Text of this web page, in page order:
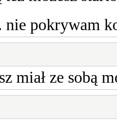
nie pokrywam
miał ze sobą